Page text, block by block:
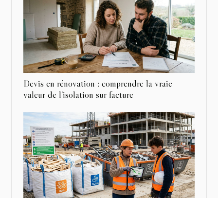
Devis en rénovation : comprendre la vraie
valeur de l’isolation sur facture